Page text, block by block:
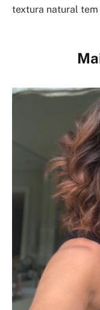
textura natural tem